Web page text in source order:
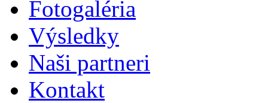
Fotogaléria
Výsledky
Naši partneri
Kontakt